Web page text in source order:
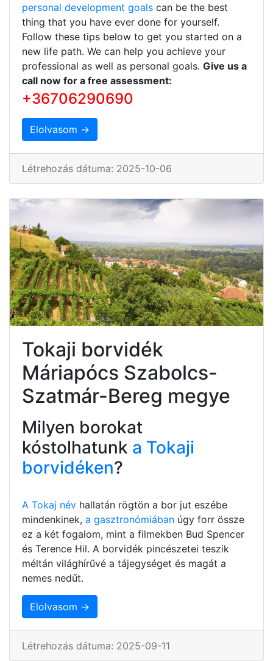
personal development goals can be the best
thing that you have ever done for yourself.
Follow these tips below to get you started on a
new life path. We can help you achieve your
professional as well as personal goals. Give us a
call now for a free assessment:
+36706290690
Elolvasom →
Létrehozás dátuma: 2025-10-06
Tokaji borvidék
Máriapócs Szabolcs-
Szatmár-Bereg megye
Milyen borokat
kóstolhatunk a Tokaji
borvidéken?
A Tokaj név hallatán rögtön a bor jut eszébe
mindenkinek, a gasztronómiában úgy forr össze
ez a két fogalom, mint a filmekben Bud Spencer
és Terence Hil. A borvidék pincészetei teszik
méltán világhírűvé a tájegységet és magát a
nemes nedűt.
Elolvasom →
Létrehozás dátuma: 2025-09-11